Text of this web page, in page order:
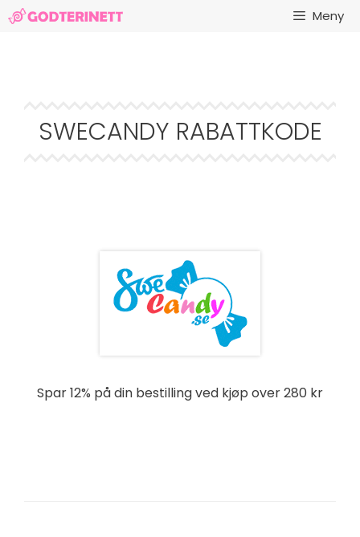
Hopp
til
Meny
SWECANDY RABATTKODE
Spar 12% på din bestilling ved kjøp over 280 kr